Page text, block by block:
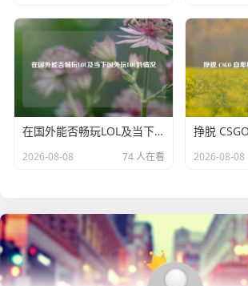
在国外能否畅玩LOL及当下国外玩LOL的情况
2026-08-08 74 人在看 2026-08-08